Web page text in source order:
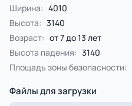
Ширина: 4010
Высота: 3140
Возраст: от 7 до 13 лет
Высота падения: 3140
Площадь зоны безопасности:
Файлы для загрузки